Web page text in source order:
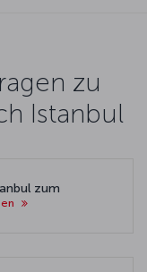
zu
Istanbul
zum